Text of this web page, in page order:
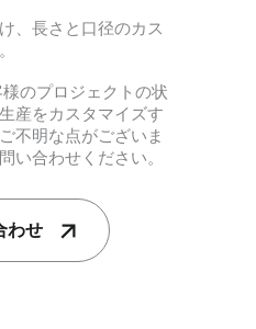
、長さと口径のカス
のプロジェクトの状
産をカスタマイズす
不明な点がございま
い合わせください。
わせ